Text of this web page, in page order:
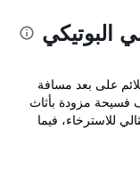
البوتيكي
على بعد مسافة
فسيحة مزودة بأثاث
للاسترخاء، فيما